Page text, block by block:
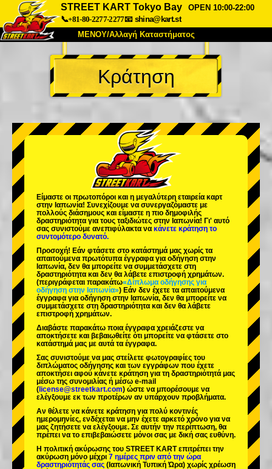
STREET KART Tokyo Bay
OPEN 10:00-22:00
📞+81-80-2277-2277📧 shina@kart.st
ΜΕΝΟΥ/Αλλαγή Καταστήματος
ΚΥΡΙΩΣ
Σχετικά Προδιαγραφές Τιμές
Συχνές Ερωτήσεις
Εταιρεία Κράτηση
Αλλαγή Καταστήματος
Τόκιο Σινάγαουα #1 Τόκιο Ακίχαμπαρα #1
Τόκιο Ακίχαμπαρα #2
Τόκιο Σιμπούγια Annex Τόκιο Κόλπος
Τόκιο Ασακούσα Οσάκα
Κράτηση
Είμαστε οι πρωτοπόροι και η μεγαλύτερη εταιρεία καρτ
στην Ιαπωνία! Συνεχίζουμε να συνεργαζόμαστε με
πολλούς διάσημους και είμαστε η πιο δημοφιλής
δραστηριότητα για τους ταξιδιώτες στην Ιαπωνία! Γι' αυτό
σας συνιστούμε ανεπιφύλακτα να κάνετε κράτηση το
συντομότερο δυνατό.
Προσοχή! Εάν φτάσετε στο κατάστημά μας χωρίς τα
απαιτούμενα πρωτότυπα έγγραφα για οδήγηση στην
Ιαπωνία, δεν θα μπορείτε να συμμετάσχετε στη
δραστηριότητα και δεν θα λάβετε επιστροφή χρημάτων.
(περιγράφεται παρακάτω«Δίπλωμα οδήγησης για
οδήγηση στην Ιαπωνία») Εάν δεν έχετε τα απαιτούμενα
έγγραφα για οδήγηση στην Ιαπωνία, δεν θα μπορείτε να
συμμετάσχετε στη δραστηριότητα και δεν θα λάβετε
επιστροφή χρημάτων.
Διαβάστε παρακάτω ποια έγγραφα χρειάζεστε να
αποκτήσετε και βεβαιωθείτε ότι μπορείτε να φτάσετε στο
κατάστημά μας με αυτά τα έγγραφα.
Σας συνιστούμε να μας στείλετε φωτογραφίες του
διπλώματος οδήγησης και των εγγράφων που έχετε
αποκτήσει αφού κάνετε κράτηση για τη δραστηριότητά μας
μέσω της συνομιλίας ή μέσω e-mail
( license@streetkart.com) ώστε να μπορέσουμε να
ελέγξουμε εκ των προτέρων αν υπάρχουν προβλήματα.
Αν θέλετε να κάνετε κράτηση για πολύ κοντινές
ημερομηνίες, ενδέχεται να μην έχετε αρκετό χρόνο για να
μας ζητήσετε να ελέγξουμε. Σε αυτήν την περίπτωση, θα
πρέπει να το επιβεβαιώσετε μόνοι σας με δική σας ευθύνη.
Η πολιτική ακύρωσης του STREET KART επιτρέπει την
ακύρωση μόνο μέχρι 7 ημέρες πριν από την ώρα
δραστηριότητάς σας (Ιαπωνική Τυπική Ώρα) χωρίς χρέωση